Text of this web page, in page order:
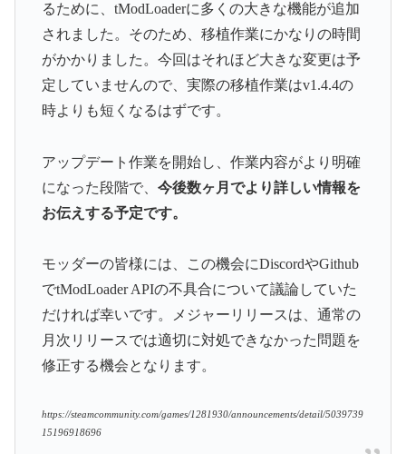
るために、tModLoaderに多くの大きな機能が追加
されました。そのため、移植作業にかなりの時間
がかかりました。今回はそれほど大きな変更は予
定していませんので、実際の移植作業はv1.4.4の
時よりも短くなるはずです。
アップデート作業を開始し、作業内容がより明確
になった段階で、 今後数ヶ月でより詳しい情報を
お伝えする予定です。
モッダーの皆様には、この機会にDiscordやGithub
でtModLoader APIの不具合について議論していた
だければ幸いです。メジャーリリースは、通常の
月次リリースでは適切に対処できなかった問題を
修正する機会となります。
https://steamcommunity.com/games/1281930/announcements/detail/5039739
15196918696